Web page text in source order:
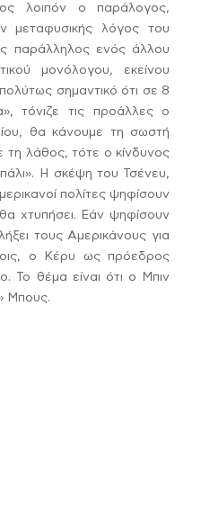
λοιπόν ο παράλογος,
μεταφυσικής λόγος του
παράλληλος ενός άλλου
μονόλογου, εκείνου
σημαντικό ότι σε 8
τόνιζε τις προάλλες ο
θα κάνουμε τη σωστή
τη λάθος, τότε ο κίνδυνος
Η σκέψη του Τσένευ,
πολίτες ψηφίσουν
χτυπήσει. Εάν ψηφίσουν
τους Αμερικάνους για
ο Κέρυ ως πρόεδρος
Το θέμα είναι ότι ο Μπιν
Μπους.